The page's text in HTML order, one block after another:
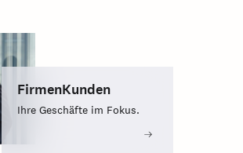
FirmenKunden
Ihre Geschäfte im Fokus.